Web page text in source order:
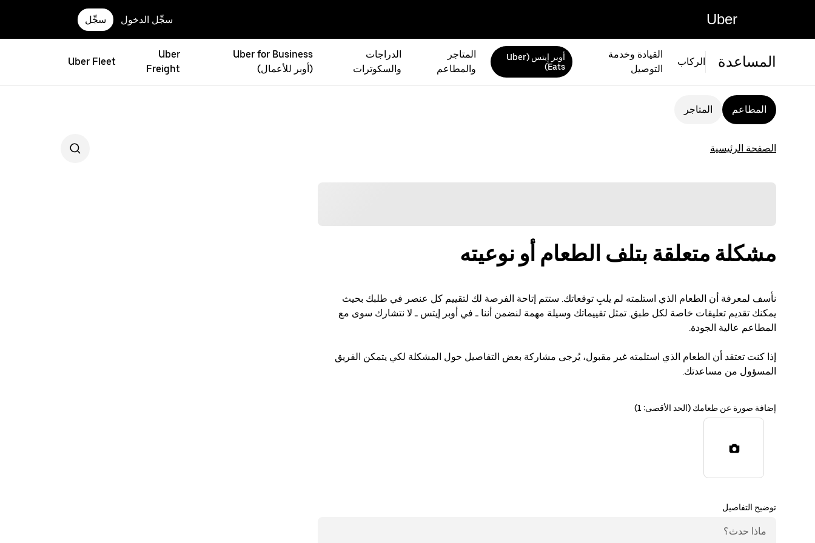
Uber سجِّل الدخول سجِّل
المساعدة الركاب
القيادة وخدمة
التوصيل
أوبر إيتس (Uber
Eats)
المتاجر
والمطاعم
الدراجات
والسكوترات
Uber for Business
(أوبر للأعمال)
Uber
Freight
Uber Fleet
المطاعم المتاجر
الصفحة الرئيسية
مشكلة متعلقة بتلف الطعام أو نوعيته
نأسف لمعرفة أن الطعام الذي استلمته لم يلبِ توقعاتك. ستتم إتاحة الفرصة لك لتقييم كل عنصر في طلبك بحيث
يمكنك تقديم تعليقات خاصة لكل طبق. تمثل تقييماتك وسيلة مهمة لنضمن أننا ـ في أوبر إيتس ـ لا نتشارك سوى مع
المطاعم عالية الجودة.
إذا كنت تعتقد أن الطعام الذي استلمته غير مقبول، يُرجى مشاركة بعض التفاصيل حول المشكلة لكي يتمكن الفريق
المسؤول من مساعدتك.
إضافة صورة عن طعامك (الحد الأقصى: 1)
توضيح التفاصيل